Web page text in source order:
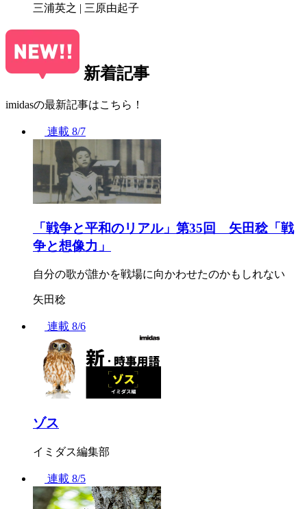
三浦英之 | 三原由起子
新着記事
imidasの最新記事はこちら！
連載 8/7
「戦争と平和のリアル」第35回 矢田稔「戦
争と想像力」
自分の歌が誰かを戦場に向かわせたのかもしれない
矢田稔
連載 8/6
ゾス
イミダス編集部
連載 8/5